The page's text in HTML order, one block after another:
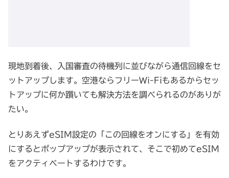
現地到着後、入国審査の待機列に並びながら通信回線をセ
ットアップします。空港ならフリーWi-Fiもあるからセッ
トアップに何か躓いても解決方法を調べられるのがありが
たい。
とりあえずeSIM設定の「この回線をオンにする」を有効
にするとポップアップが表示されて、そこで初めてeSIM
をアクティベートするわけです。